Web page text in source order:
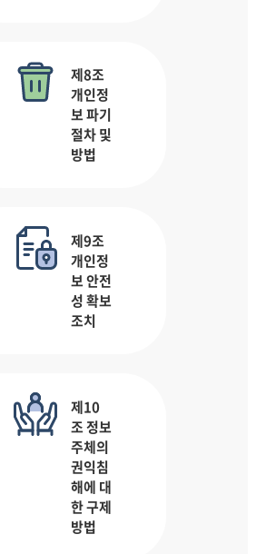
제8조
개인정
보 파기
절차 및
방법
제9조
개인정
보 안전
성 확보
조치
제10
조 정보
주체의
권익침
해에 대
한 구제
방법